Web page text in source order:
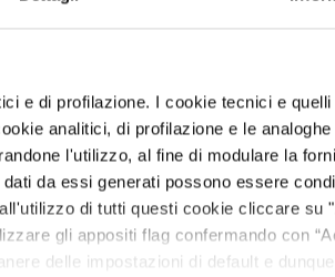
e di profilazione. I cookie tecnici e
analitici, di profilazione e le
l'utilizzo, al fine di modulare la
da essi generati possono essere
di tutti questi cookie cliccare su
gli appositi flag confermando con
delle impostazioni di default e